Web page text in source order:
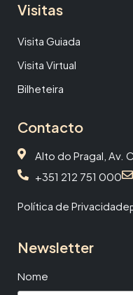
Visitas
Visita Guiada
Visita Virtual
Bilheteira
Contacto
Alto do Pragal, Av.
+351 212 751 000
Política de Privacidade
Newsletter
Nome